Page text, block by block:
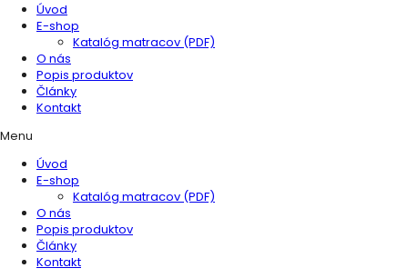
Úvod
E-shop
Katalóg matracov (PDF)
O nás
Popis produktov
Články
Kontakt
Menu
Úvod
E-shop
Katalóg matracov (PDF)
O nás
Popis produktov
Články
Kontakt